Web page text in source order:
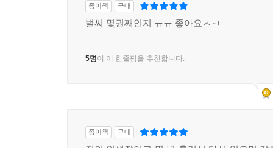
종이책 구매
벌써 몇권째인지 ㅠㅠ 좋아요ㅈㅋ
5명이 이 한줄평을 추천합니다.
종이책 구매